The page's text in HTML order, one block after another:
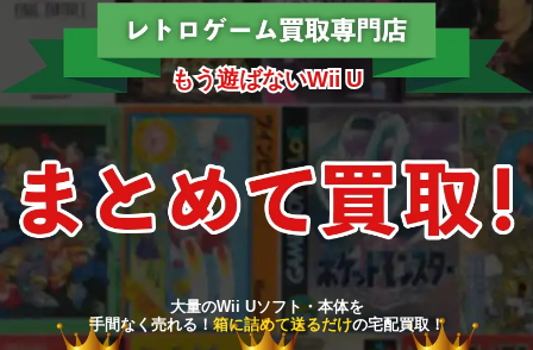
もう遊ばないWii U
もう遊ばないWii U
大量のWii Uソフト・本体を
手間なく売れる！箱に詰めて送るだけの宅配買取！